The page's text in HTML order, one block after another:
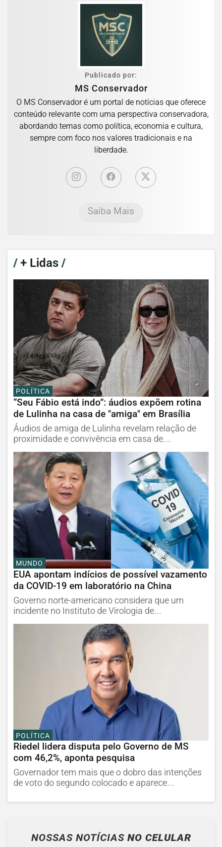
Publicado por:
MS Conservador
O MS Conservador é um portal de notícias que oferece
conteúdo relevante com uma perspectiva conservadora,
abordando temas como política, economia e cultura,
sempre com foco nos valores tradicionais e na
liberdade.
Saiba Mais
/+ Lidas /
POLÍTICA
“Seu Fábio está indo”: áudios expõem rotina
de Lulinha na casa de "amiga" em Brasília
Áudios de amiga de Lulinha revelam relação de
proximidade e convivência em casa de...
MUNDO
EUA apontam indícios de possível vazamento
da COVID-19 em laboratório na China
Governo norte-americano considera que um
incidente no Instituto de Virologia de...
POLÍTICA
Riedel lidera disputa pelo Governo de MS
com 46,2%, aponta pesquisa
Governador tem mais que o dobro das intenções
de voto do segundo colocado e aparece...
NOSSAS NOTÍCIAS NO CELULAR